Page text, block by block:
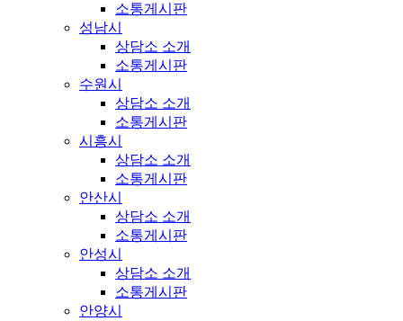
소통게시판
성남시
상담소 소개
소통게시판
수원시
상담소 소개
소통게시판
시흥시
상담소 소개
소통게시판
안산시
상담소 소개
소통게시판
안성시
상담소 소개
소통게시판
안양시